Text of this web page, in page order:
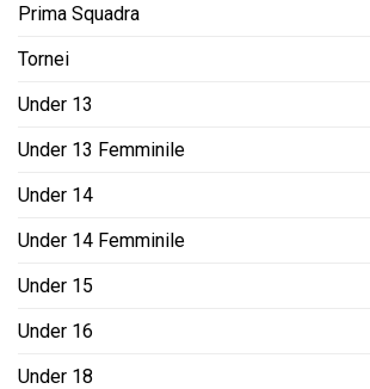
Prima Squadra
Tornei
Under 13
Under 13 Femminile
Under 14
Under 14 Femminile
Under 15
Under 16
Under 18